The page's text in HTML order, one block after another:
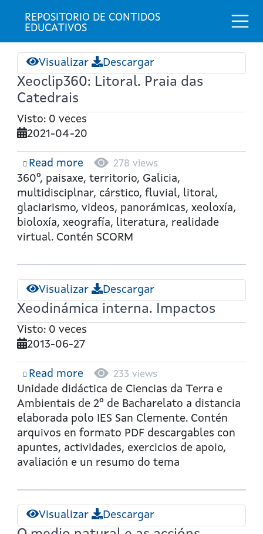
REPOSITORIO DE CONTIDOS
EDUCATIVOS
Visualizar Descargar
Xeoclip360: Litoral. Praia das
Catedrais
Visto: 0 veces
2021-04-20
Read moreabout
Xeoclip360:
Litoral.
Praia
das
Catedrais
278 views
360º, paisaxe, territorio, Galicia,
multidisciplnar, cárstico, fluvial, litoral,
glaciarismo, videos, panorámicas, xeoloxía,
bioloxía, xeografía, literatura, realidade
virtual. Contén SCORM
Visualizar Descargar
Xeodinámica interna. Impactos
Visto: 0 veces
2013-06-27
Read moreabout
Xeodinámica
interna.
Impactos
233 views
Unidade didáctica de Ciencias da Terra e
Ambientais de 2º de Bacharelato a distancia
elaborada polo IES San Clemente. Contén
arquivos en formato PDF descargables con
apuntes, actividades, exercicios de apoio,
avaliación e un resumo do tema
Visualizar Descargar